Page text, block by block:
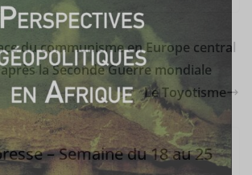
du communisme en Europe central
la Seconde Guerre mondiale
Le Toyotisme
– Semaine du 18 au 25